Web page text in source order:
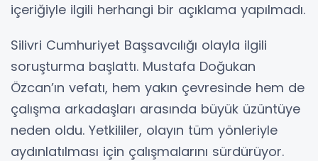
içeriğiyle ilgili herhangi bir açıklama yapılmadı.
Silivri Cumhuriyet Başsavcılığı olayla ilgili
soruşturma başlattı. Mustafa Doğukan
Özcan’ın vefatı, hem yakın çevresinde hem de
çalışma arkadaşları arasında büyük üzüntüye
neden oldu. Yetkililer, olayın tüm yönleriyle
aydınlatılması için çalışmalarını sürdürüyor.